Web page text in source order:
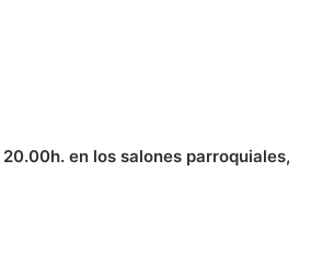
en los salones parroquiales,